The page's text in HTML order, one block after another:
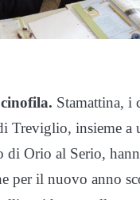
Stamattina, i
Treviglio, insieme a
di Orio al Serio,
per il nuovo anno